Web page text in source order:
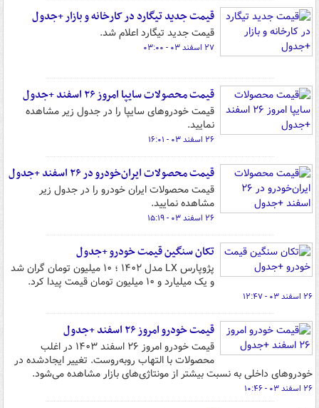
قیمت جدید تیگارد در کارخانه و بازار +جدول
قیمت جدید تیگارد اعلام شد.
۲۷ اسفند ۰۳ - ۰۳:۰۰
قیمت محصولات سایپا امروز ۲۶ اسفند +جدول
قیمت خودروهای سایپا را در جدول زیر مشاهده
نمایید.
۲۶ اسفند ۰۳ - ۱۶:۰۱
قیمت محصولات ایران‌خودرو در ۲۶ اسفند +جدول
قیمت محصولات ایران خودرو را در جدول زیر
مشاهده نمایید.
۲۶ اسفند ۰۳ - ۱۵:۱۹
تکان سنگین قیمت خودرو +جدول
پژوپارس LX مدل ۱۴۰۲ ؛ ۱۰ میلیون تومان گران شد
و یک میلیارد و ۱۰ میلیون تومان قیمت پیدا کرد.
۲۶ اسفند ۰۳ - ۱۲:۴۷
قیمت خودرو امروز ۲۶ اسفند +جدول
قیمت خودرو امروز ۲۶ اسفند ۱۴۰۳ در اغلب
محصولات با التهاب روبه‌روست. تغییر ایجادشده در
خودروهای داخلی به نسبت بیشتر از مونتاژی‌های بازار مشاهده می‌شود.
۲۶ اسفند ۰۳ - ۱۰:۴۶